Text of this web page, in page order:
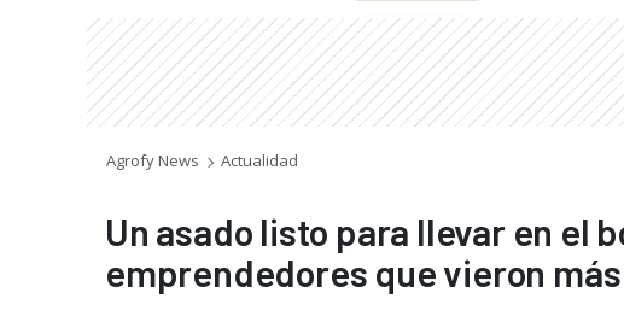
Agrofy News Actualidad
Un asado listo para llevar en el
emprendedores que vieron